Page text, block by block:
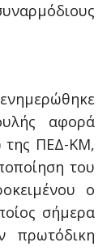
αφορά
της ΠΕΔ-ΚΜ,
του
ο
σήμερα
πρωτόδικη